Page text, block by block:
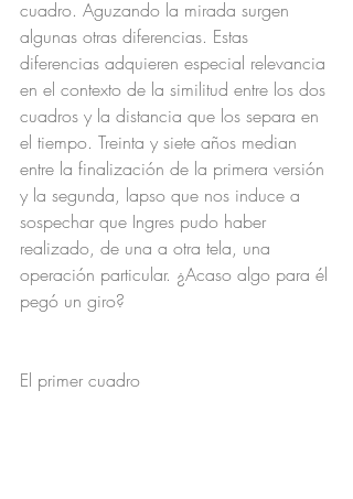
cuadro. Aguzando la mirada surgen
algunas otras diferencias. Estas
diferencias adquieren especial relevancia
en el contexto de la similitud entre los dos
cuadros y la distancia que los separa en
el tiempo. Treinta y siete años median
entre la finalización de la primera versión
y la segunda, lapso que nos induce a
sospechar que Ingres pudo haber
realizado, de una a otra tela, una
operación particular. ¿Acaso algo para él
pegó un giro?
El primer cuadro